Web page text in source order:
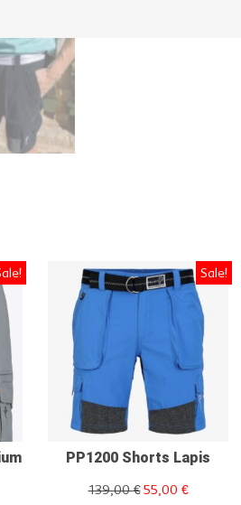
Sale!
PP1200 Shorts Lapis
139,00€ 55,00 €